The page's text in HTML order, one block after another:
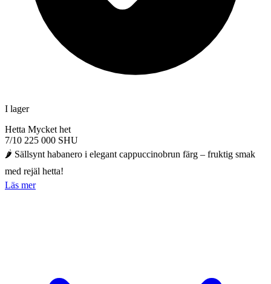
I lager
Hetta Mycket het
7/10 225 000 SHU
🌶️ Sällsynt habanero i elegant cappuccinobrun färg – fruktig smak
med rejäl hetta!
Läs mer